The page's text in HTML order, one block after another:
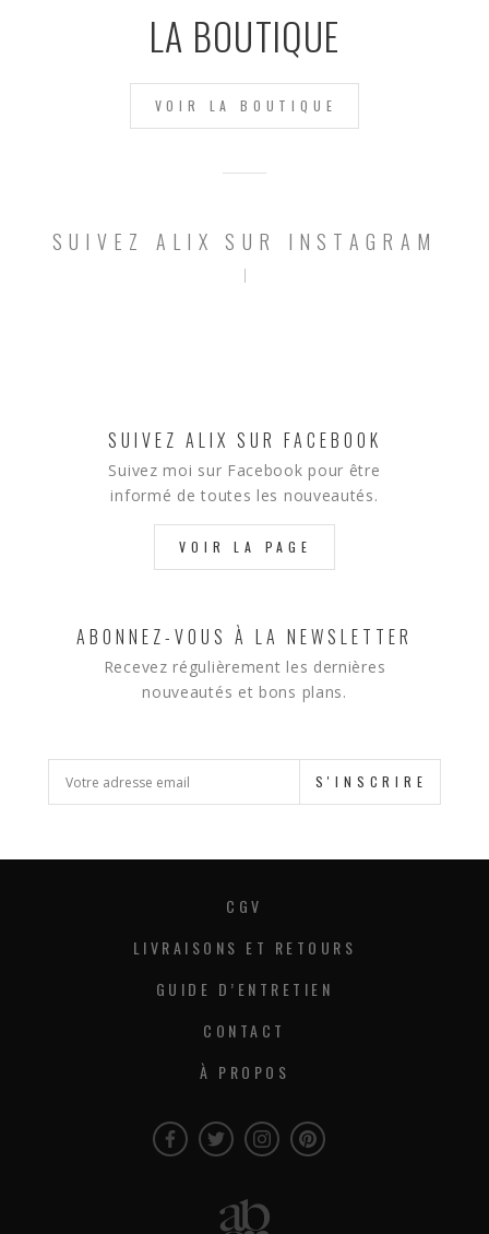
LA BOUTIQUE
VOIR LA BOUTIQUE
SUIVEZ ALIX SUR INSTAGRAM
SUIVEZ ALIX SUR FACEBOOK
Suivez moi sur Facebook pour être
informé de toutes les nouveautés.
VOIR LA PAGE
ABONNEZ-VOUS À LA NEWSLETTER
Recevez régulièrement les dernières
nouveautés et bons plans.
S'INSCRIRE
CGV
LIVRAISONS ET RETOURS
GUIDE D’ENTRETIEN
CONTACT
À PROPOS
FacebookTwitterInstagramInstagram